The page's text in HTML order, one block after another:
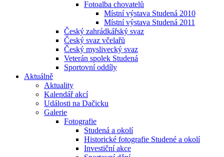
Fotoalba chovatelů
Místní výstava Studená 2010
Místní výstava Studená 2011
Český zahrádkářský svaz
Český svaz včelařů
Český myslivecký svaz
Veterán spolek Studená
Sportovní oddíly
Aktuálně
Aktuality
Kalendář akcí
Události na Dačicku
Galerie
Fotografie
Studená a okolí
Historické fotografie Studené a okolí
Investiční akce